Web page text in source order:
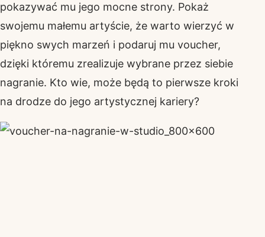
pokazywać mu jego mocne strony. Pokaż
swojemu małemu artyście, że warto wierzyć w
piękno swych marzeń i podaruj mu voucher,
dzięki któremu zrealizuje wybrane przez siebie
nagranie. Kto wie, może będą to pierwsze kroki
na drodze do jego artystycznej kariery?